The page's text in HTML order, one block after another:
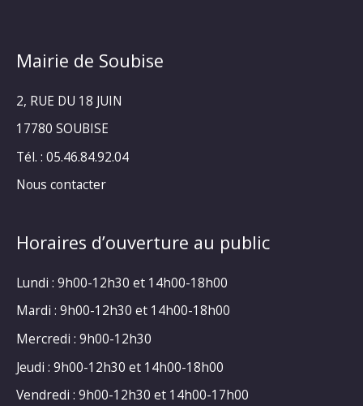
Mairie de Soubise
2, RUE DU 18 JUIN
17780 SOUBISE
Tél. : 05.46.84.92.04
Nous contacter
Horaires d’ouverture au public
Lundi : 9h00-12h30 et 14h00-18h00
Mardi : 9h00-12h30 et 14h00-18h00
Mercredi : 9h00-12h30
Jeudi : 9h00-12h30 et 14h00-18h00
Vendredi : 9h00-12h30 et 14h00-17h00